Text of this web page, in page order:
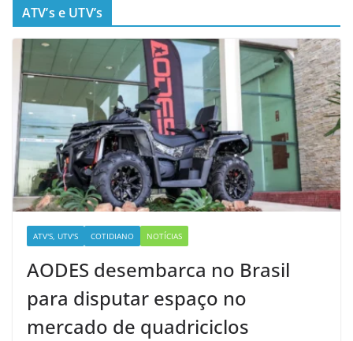
ATV’s e UTV’s
ATV'S, UTV'S COTIDIANO NOTÍCIAS
AODES desembarca no Brasil
para disputar espaço no
mercado de quadriciclos